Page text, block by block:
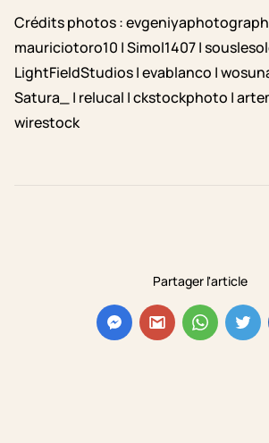
Partager l'article
Crédits photos :
mauriciotoro10 | Simol1407 |
LightFieldStudios | evablanco |
Satura_ | relucal | ckstockphoto |
wirestock